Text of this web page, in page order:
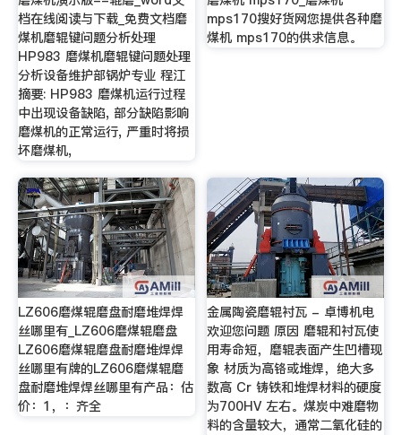
档在线阅读与下载_免费文档磨
煤机磨辊键问题分析处理
HP983 磨煤机磨辊键问题处理
分析设备维护部锅炉专业 程江
摘要: HP983 磨煤机运行过程
中出现设备缺陷, 部分缺陷影响
磨煤机的正常运行, 严重时将损
坏磨煤机,
mps170搜好货网您提供各种磨
煤机 mps170的供求信息。
LZ606磨煤辊磨盘耐磨堆焊焊
丝哪里有_LZ606磨煤辊磨盘
LZ606磨煤辊磨盘耐磨堆焊焊
丝哪里有牌的LZ606磨煤辊磨
盘耐磨堆焊焊丝哪里有产品：估
价：1，：齐全
金属陶瓷磨辊衬瓦 - 卓博机电
欢迎您问题 原因 磨辊和衬瓦使
用寿命短，磨辊表面产生凹槽现
象 材质为高铬或堆焊，绝大多
数高 Cr 铸铁和堆焊材料的硬度
为700HV 左右。煤炭中难磨物
料的含量较大，通常二氧化硅的